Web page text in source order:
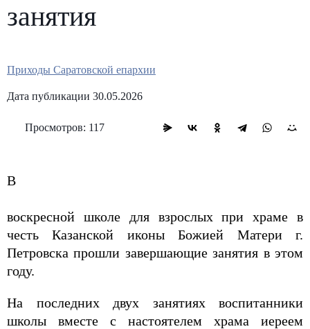
занятия
Приходы Саратовской епархии
Дата публикации 30.05.2026
Просмотров: 117
В
воскресной школе для взрослых при храме в
честь Казанской иконы Божией Матери г.
Петровска прошли завершающие занятия в этом
году.
На последних двух занятиях воспитанники
школы вместе с настоятелем храма иереем